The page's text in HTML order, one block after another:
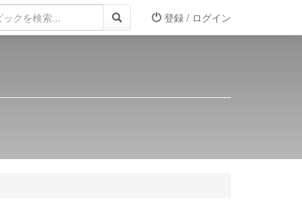
登録 / ログイン